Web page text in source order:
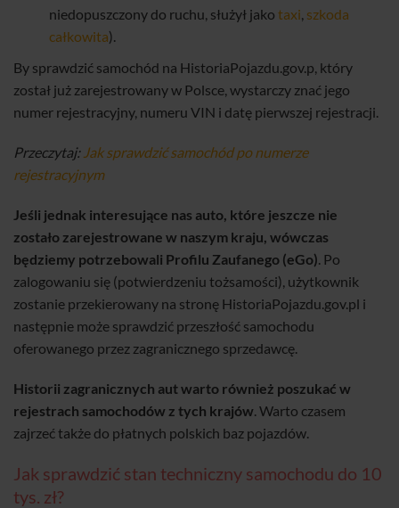
niedopuszczony do ruchu, służył jako taxi, szkoda
całkowita).
By sprawdzić samochód na HistoriaPojazdu.gov.p, który
został już zarejestrowany w Polsce, wystarczy znać jego
numer rejestracyjny, numeru VIN i datę pierwszej rejestracji.
Przeczytaj: Jak sprawdzić samochód po numerze
rejestracyjnym
Jeśli jednak interesujące nas auto, które jeszcze nie
zostało zarejestrowane w naszym kraju, wówczas
będziemy potrzebowali Profilu Zaufanego (eGo). Po
zalogowaniu się (potwierdzeniu tożsamości), użytkownik
zostanie przekierowany na stronę HistoriaPojazdu.gov.pl i
następnie może sprawdzić przeszłość samochodu
oferowanego przez zagranicznego sprzedawcę.
Historii zagranicznych aut warto również poszukać w
rejestrach samochodów z tych krajów. Warto czasem
zajrzeć także do płatnych polskich baz pojazdów.
Jak sprawdzić stan techniczny samochodu do 10
tys. zł?